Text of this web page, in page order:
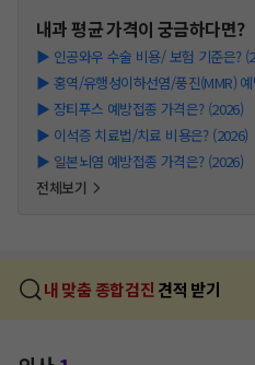
내과평균 가격이 궁금하다면?
▶ 인공와우 수술 비용/ 보험 기준은?
▶ 홍역/유행성이하선염/풍진(MMR)
▶ 장티푸스 예방접종 가격은? (2026)
▶ 이석증 치료법/치료 비용은? (2026)
▶ 일본뇌염 예방접종 가격은? (2026)
전체보기
내 맞춤 종합검진 견적 받기